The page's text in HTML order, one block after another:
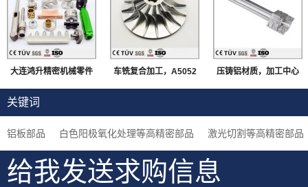
大连鸿升精密机械零件 车铣复合加工，A5052 压铸铝材质，加工中心
关键词
铝板部品 白色阳极氧化处理等高精密部品 激光切割等高精密部品
给我发送求购信息